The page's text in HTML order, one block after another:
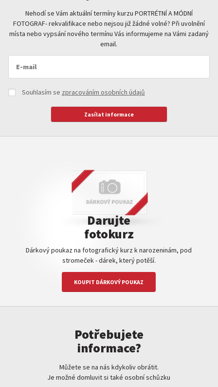
Nehodí se Vám aktuální termíny kurzu PORTRÉTNÍ A MÓDNÍ
FOTOGRAF- rekvalifikace nebo nejsou již žádné volné? Při uvolnění
místa nebo vypsání nového termínu Vás informujeme na Vámi zadaný
email.
Souhlasím se zpracováním osobních údajů
Darujte
fotokurz
Dárkový poukaz na fotografický kurz k narozeninám, pod
stromeček - dárek, který potěší.
KOUPIT DÁRKOVÝ POUKAZ
Potřebujete
informace?
Můžete se na nás kdykoliv obrátit.
Je možné domluvit si také osobní schůzku